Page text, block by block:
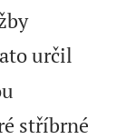
určil
stříbrné